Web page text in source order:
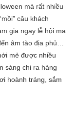
mà rất nhiều
câu khách
gia ngay lễ hội ma
âm tào địa phủ…
mẻ được nhiều
sàng chi ra hàng
hoành tráng, sắm